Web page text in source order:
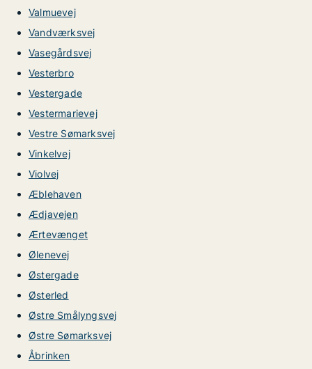
Valmuevej
Vandværksvej
Vasegårdsvej
Vesterbro
Vestergade
Vestermarievej
Vestre Sømarksvej
Vinkelvej
Violvej
Æblehaven
Ædjavejen
Ærtevænget
Ølenevej
Østergade
Østerled
Østre Smålyngsvej
Østre Sømarksvej
Åbrinken